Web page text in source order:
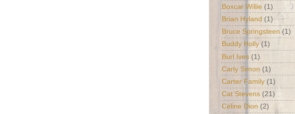
Boxcar Willie (1)
Brian Hyland (1)
Bruce Springsteen (1)
Buddy Holly (1)
Burl Ives (1)
Carly Simon (1)
Carter Family (1)
Cat Stevens (21)
Céline Dion (2)